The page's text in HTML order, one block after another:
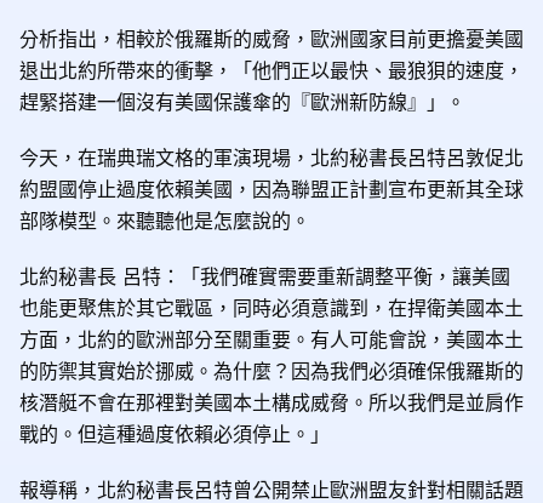
分析指出，相較於俄羅斯的威脅，歐洲國家目前更擔憂美國
退出北約所帶來的衝擊，「他們正以最快、最狼狽的速度，
趕緊搭建一個沒有美國保護傘的『歐洲新防線』」。
今天，在瑞典瑞文格的軍演現場，北約秘書長呂特呂敦促北
約盟國停止過度依賴美國，因為聯盟正計劃宣布更新其全球
部隊模型。來聽聽他是怎麼說的。
北約秘書長 呂特：「我們確實需要重新調整平衡，讓美國
也能更聚焦於其它戰區，同時必須意識到，在捍衛美國本土
方面，北約的歐洲部分至關重要。有人可能會說，美國本土
的防禦其實始於挪威。為什麼？因為我們必須確保俄羅斯的
核潛艇不會在那裡對美國本土構成威脅。所以我們是並肩作
戰的。但這種過度依賴必須停止。」
報導稱，北約秘書長呂特曾公開禁止歐洲盟友針對相關話題